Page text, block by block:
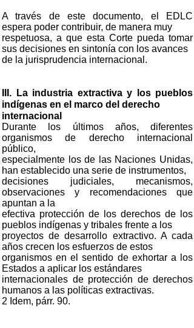
A través de este documento, el EDLC
espera poder contribuir, de manera muy
respetuosa, a que esta Corte pueda tomar
sus decisiones en sintonía con los avances
de la jurisprudencia internacional.
III. La industria extractiva y los pueblos
indígenas en el marco del derecho
internacional
Durante los últimos años, diferentes
organismos de derecho internacional
público,
especialmente los de las Naciones Unidas,
han establecido una serie de instrumentos,
decisiones judiciales, mecanismos,
observaciones y recomendaciones que
apuntan a la
efectiva protección de los derechos de los
pueblos indígenas y tribales frente a los
proyectos de desarrollo extractivo. A cada
años crecen los esfuerzos de estos
organismos en el sentido de exhortar a los
Estados a aplicar los estándares
internacionales de protección de derechos
humanos a las políticas extractivas.
2 Idem, párr. 90.